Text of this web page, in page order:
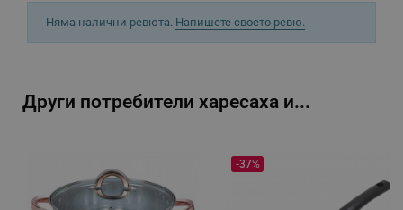
Няма налични ревюта. Напишете своето ревю.
Други потребители харесаха и...
-37%